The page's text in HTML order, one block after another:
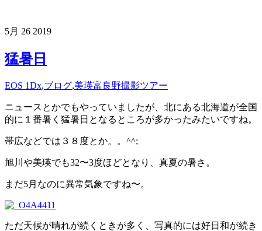
5月 26 2019
猛暑日
EOS 1Dx,ブログ,美瑛富良野撮影ツアー
ニュースとかでもやっていましたが、北にある北海道が全国
的に１番暑く猛暑日となるところが多かったみたいですね。
帯広などでは３８度とか。。^^;
旭川や美瑛でも32〜3度ほどとなり、真夏の暑さ。
まだ5月なのに異常気象ですね〜。
ただ天候が晴れが続くときが多く、写真的には好日和が続き